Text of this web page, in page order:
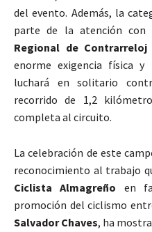
del evento. Además, la
parte de la atención con
Regional de Contrarreloj
enorme exigencia física y
luchará en solitario
recorrido de 1,2
completa al circuito.
La celebración de este
reconocimiento al trabajo
Ciclista Almagreño en
promoción del ciclismo
Salvador Chaves, ha